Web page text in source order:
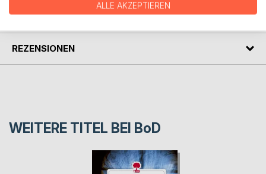
PRESSESTIMMEN
REZENSIONEN
WEITERE TITEL BEI BoD
ALLE AKZEPTIEREN